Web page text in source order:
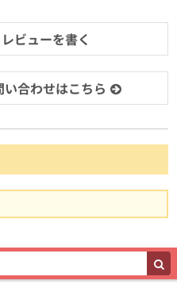
ビューを書く
合わせはこちら